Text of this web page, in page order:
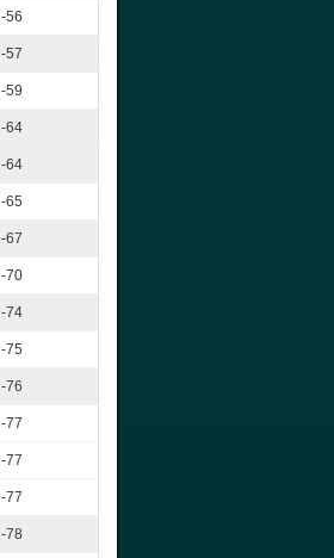
-56
-57
-59
-64
-64
-65
-67
-70
-74
-75
-76
-77
-77
-77
-78